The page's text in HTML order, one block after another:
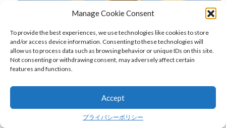
Manage Cookie Consent
To provide the best experiences, we use technologies like cookies to store
and/or access device information. Consenting to these technologies will
allow us to process data such as browsing behavior or unique IDs on this site.
Not consenting or withdrawing consent, may adversely affect certain
features and functions.
Accept
プライバシーポリシー